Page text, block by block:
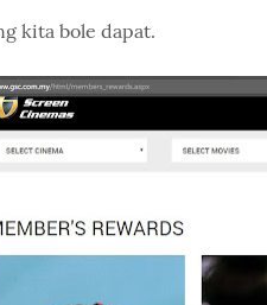
kita bole dapat.